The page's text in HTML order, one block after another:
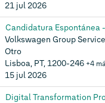
21 jul 2026
Candidatura Espontánea
Volkswagen Group
Otro
Lisboa, PT, 1200-246 +4
15 jul 2026
Digital Transformation